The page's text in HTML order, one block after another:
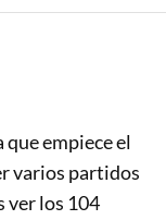
que empiece el
varios partidos
ver los 104